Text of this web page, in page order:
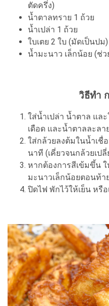
ตัดครึ่ง)
น้ำตาลทราย 1 ถ้วย
น้ำเปล่า 1 ถ้วย
ใบเตย 2 ใบ (มัดเป็นปม)
น้ำมะนาว เล็กน้อย (ช่
วิธีทำ
ใส่น้ำเปล่า น้ำตาล แล
เดือด และน้ำตาลละล
ใส่กล้วยลงต้มในน้ำเชื่
นาที (เคี่ยวจนกล้วยเป
หากต้องการสีเข้มขึ้น
มะนาวเล็กน้อยตอนท้า
ปิดไฟ พักไว้ให้เย็น หรื